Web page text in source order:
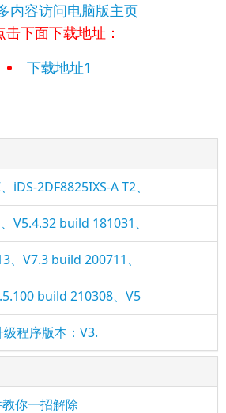
内容访问电脑版主页
击下面下载地址：
下载地址1
iDS-2DF8825IXS-A T2、
V5.4.32 build 181031、
、V7.3 build 200711、
build 210308、V5
程序版本：V3.
你一招解除